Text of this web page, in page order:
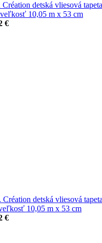
detská vliesová
10,05 m x 53 cm
€
detská vliesová
10,05 m x 53 cm
€